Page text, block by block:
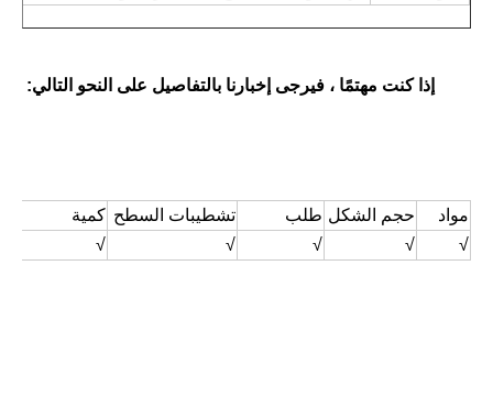
إذا كنت مهتمًا ، فيرجى إخبارنا بالتفاصيل على النحو التالي:
مواد حجم الشكل طلب تشطيبات السطح كمية
√
√
√
√
√